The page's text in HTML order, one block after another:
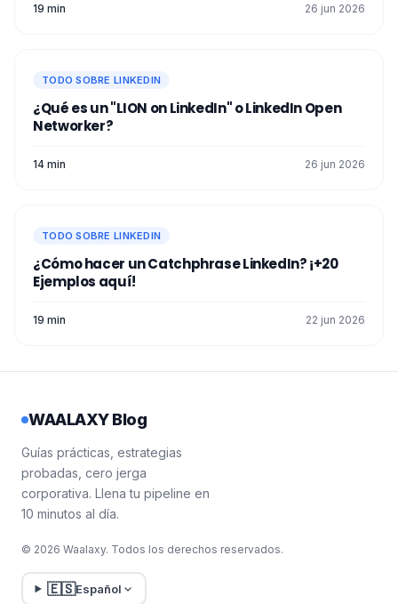
19 min 26 jun 2026
TODO SOBRE LINKEDIN
¿Qué es un "LION on LinkedIn" o LinkedIn Open
Networker?
14 min 26 jun 2026
TODO SOBRE LINKEDIN
¿Cómo hacer un Catchphrase LinkedIn? ¡+20
Ejemplos aquí!
19 min 22 jun 2026
WAALAXY Blog
Guías prácticas, estrategias
probadas, cero jerga
corporativa. Llena tu pipeline en
10 minutos al día.
© 2026 Waalaxy. Todos los derechos reservados.
🇪🇸Español